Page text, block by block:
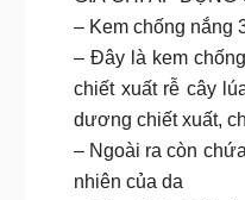
– Kem chống nắng
– Đây là kem
chiết xuất rễ cây
dương chiết xuất,
– Ngoài ra còn
nhiên của da